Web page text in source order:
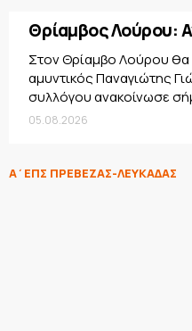
Θρίαμβος Λούρου:
Στον Θρίαμβο Λούρου θα
αμυντικός Παναγιώτης
συλλόγου ανακοίνωσε
05.08.2026
Α΄ΕΠΣ ΠΡΕΒΕΖΑΣ-ΛΕΥΚΑΔΑΣ